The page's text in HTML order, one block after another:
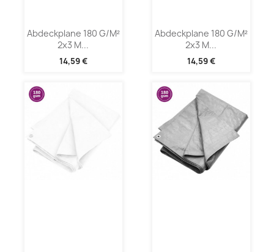
Abdeckplane 180 G/m²
2x3 M...
14,59 €
Abdeckplane 180 G/m²
2x3 M...
14,59 €